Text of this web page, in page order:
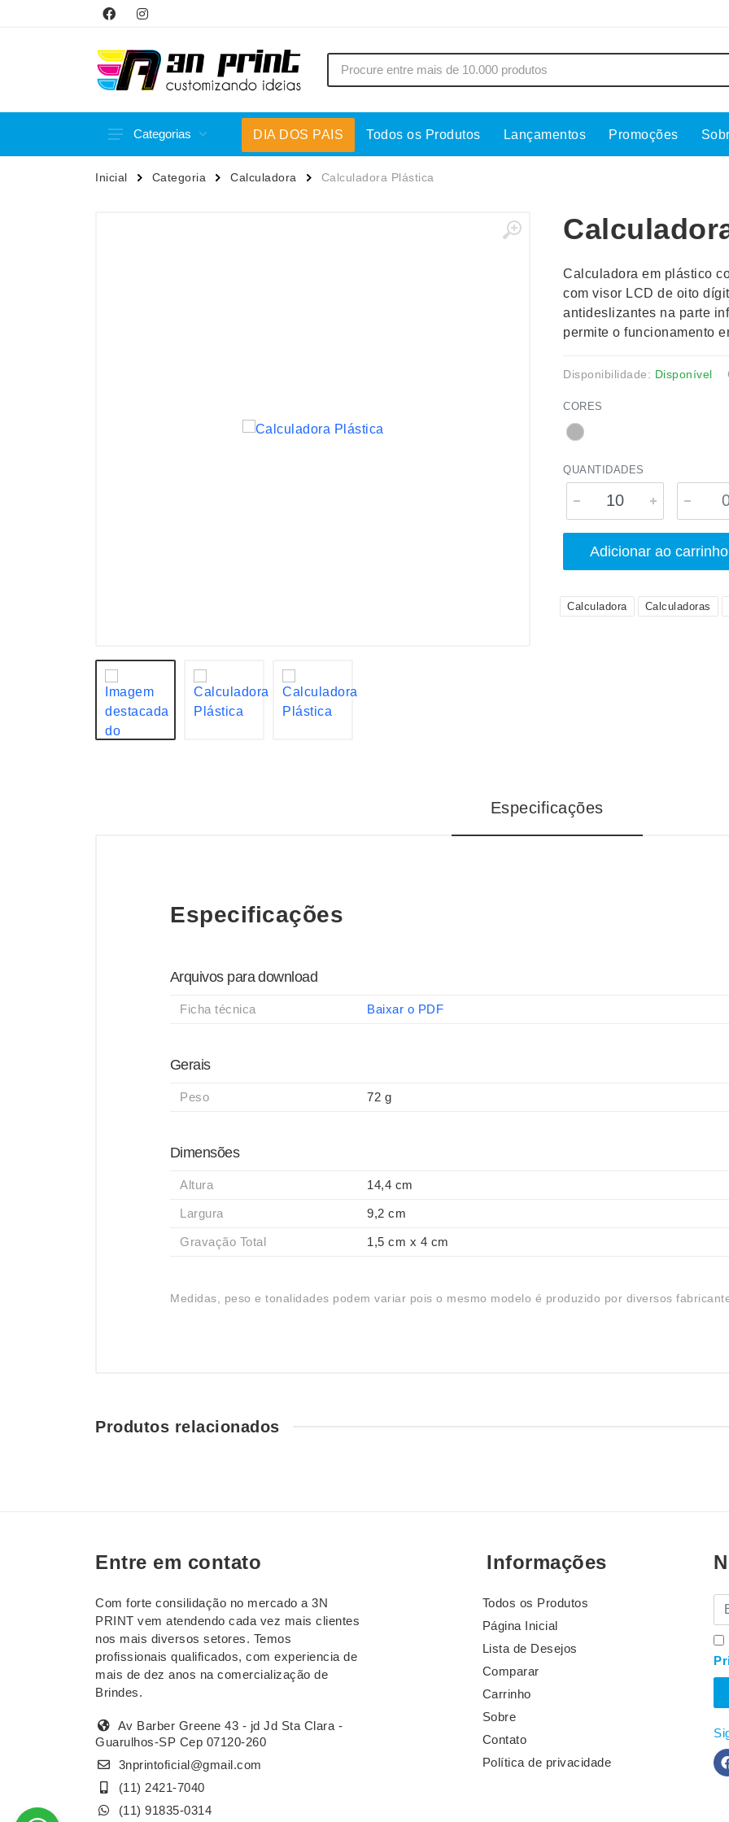
Categorias
Acessórios p/ Celular
Canecas
Cuidados Pessoais
Esporte e Jogos
Fones de
Kit
Kit Queijo
DIA DOS PAIS Todos os Produtos Lançamentos Promoções
Inicial Categoria Calculadora Calculadora Plástica
Calculadora em plástico
com visor LCD de oito
antideslizantes na parte
permite o funcionamento
Disponibilidade: Disponível
CORES
QUANTIDADES
Adicionar ao carrinho
Calculadora Calculadoras
Especificações
Especificações
Arquivos para download
Ficha técnica Baixar o PDF
Gerais
Peso 72 g
Dimensões
Altura 14,4 cm
Largura 9,2 cm
Gravação Total 1,5 cm x 4 cm
Medidas, peso e tonalidades podem variar pois o mesmo modelo é produzido por diversos
Produtos relacionados
Entre em contato
Com forte consilidação no mercado a 3N
PRINT vem atendendo cada vez mais clientes
nos mais diversos setores. Temos
profissionais qualificados, com experiencia de
mais de dez anos na comercialização de
Brindes.
Av Barber Greene 43 - jd Jd Sta Clara -
Guarulhos-SP Cep 07120-260
3nprintoficial@gmail.com
(11) 2421-7040
(11) 91835-0314
Informações
Todos os Produtos
Página Inicial
Lista de Desejos
Comparar
Carrinho
Sobre
Contato
Política de privacidade